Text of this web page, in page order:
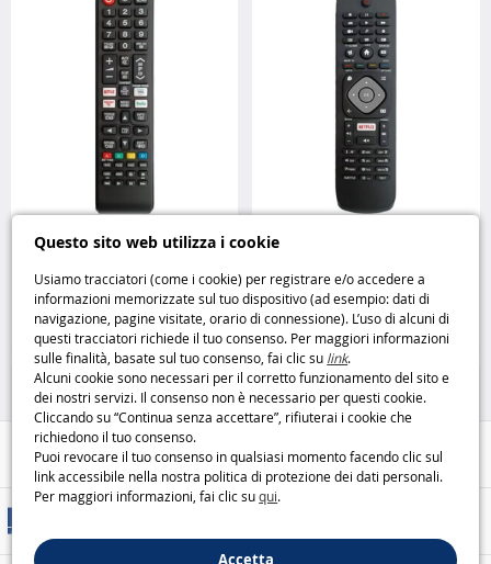
Questo sito web utilizza i cookie
Usiamo tracciatori (come i cookie) per registrare e/o accedere a
informazioni memorizzate sul tuo dispositivo (ad esempio: dati di
navigazione, pagine visitate, orario di connessione). L’uso di alcuni di
questi tracciatori richiede il tuo consenso. Per maggiori informazioni
sulle finalità, basate sul tuo consenso, fai clic su link.
Alcuni cookie sono necessari per il corretto funzionamento del sito e
dei nostri servizi. Il consenso non è necessario per questi cookie.
Cliccando su “Continua senza accettare”, rifiuterai i cookie che
richiedono il tuo consenso.
Puoi revocare il tuo consenso in qualsiasi momento facendo clic sul
link accessibile nella nostra politica di protezione dei dati personali.
Per maggiori informazioni, fai clic suqui.
Accetta
Telecomando universale
compatibile con TV Samsung
Unitronic
,99€
Casa e Tempo Libero
Telecomando universale
Unitronic
9,99€
Casa e Tempo Libero
Aiuto / Contatti